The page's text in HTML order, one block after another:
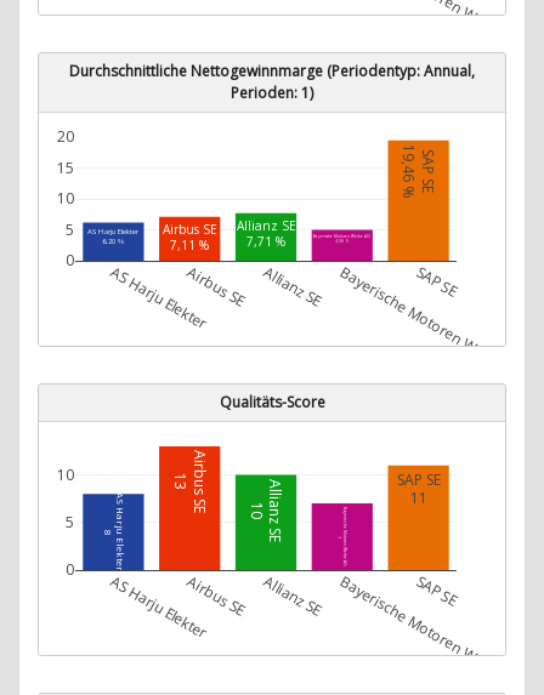
Durchschnittliche Nettogewinnmarge (Periodentyp: Annual,
Perioden: 1)
AS Harju Elekter
6,20 %
Airbus SE
7,11 %
Allianz SE
7,71 %
Bayerische Motoren Werke AG
4,98 %
SAP SE
19,46 %
AS Harju ElekterAirbus SE Allianz SE Bayerische Motoren Werke AG
SAP SE
0
5
10
15
20
Qualitäts-Score
AS Harju Elekter
8
Airbus SE
13 Allianz SE
10 Bayerische Motoren Werke AG
SAP SE
11
AS Harju ElekterAirbus SE Allianz SE Bayerische Motoren Werke AG
SAP SE
0
5
10